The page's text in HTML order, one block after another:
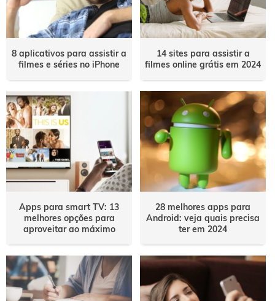
8 aplicativos para assistir a
filmes e séries no iPhone
14 sites para assistir a
filmes online grátis em 2024
Apps para smart TV: 13
melhores opções para
aproveitar ao máximo
28 melhores apps para
Android: veja quais precisa
ter em 2024